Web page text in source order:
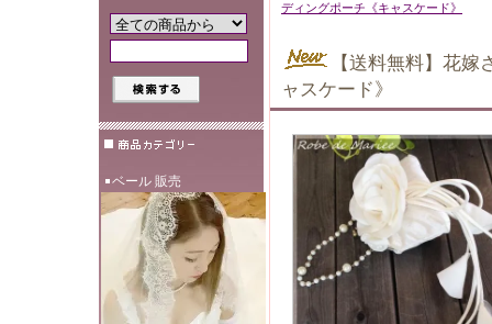
ベール 販売
ディングポーチ《キャスケード》
【送料無料】花
ャスケード》